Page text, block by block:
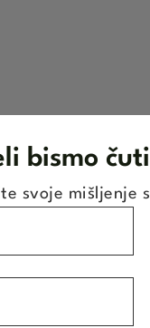
bismo
svoje mišljenje